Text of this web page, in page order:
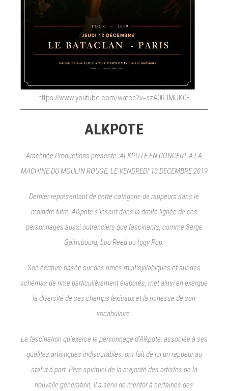
https://www.youtube.com/watch?v=azA0RJMUK0E
ALKPOTE
Arachnée Productions présente :ALKPOTE EN CONCERT A LA
MACHINE DU MOULIN ROUGE, LE VENDREDI 13 DECEMBRE 2019
Dernier représentant de cette catégorie de rappeurs sans le
moindre filtre, Alkpote s’inscrit dans la droite lignée de ces
personnages aussi outranciers que fascinants, comme Serge
Gainsbourg, Lou Reed ou Iggy Pop.
Son écriture basée sur des rimes multisyllabiques et sur des
schémas de rime particulièrement élaborés, met ainsi en exergue
la diversité de ses champs lexicaux et la richesse de son
vocabulaire.
La fascination qu’exerce le personnage d’Alkpote, associée à ses
qualités artistiques indiscutables, ont fait de lui un rappeur au
statut à part. Père spirituel de la majorité des artistes de la
nouvelle génération, il a servi de mentor à certaines des